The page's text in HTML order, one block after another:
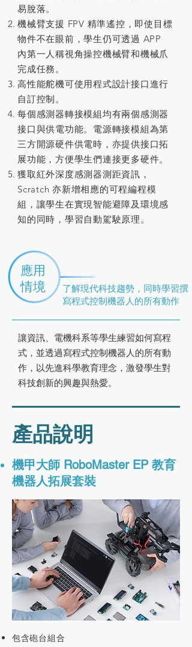
易脫落。
機械臂支援 FPV 精準遙控，即使目標
物件不在眼前，學生仍可透過 APP
內第一人稱視角操控機械臂和機械爪
完成任務。
高性能舵機可使用程式設計接口進行
自訂控制。
每個感測器轉接模組均有兩個感測器
接口與供電功能。電源轉接模組為第
三方開源硬件供電時，亦提供接口拓
展功能，方便學生們連接更多硬件。
獲取紅外深度感測器測距資訊，
Scratch 亦新增相應的可程編程模
組，讓學生在實現智能避障及環境感
知的同時，學習自動駕駛原理。
了解現代科技趨勢，同時學習撰
寫程式控制機器人的所有動作
應用
情境
讓資訊、電機科系等學生練習如何寫程
式，並透過寫程式控制機器人的所有動
作，以先進科學教育理念，激發學生對
科技創新的興趣與熱愛。
產品說明
機甲大師 RoboMaster EP 教育
機器人拓展套裝
包含砲台組合